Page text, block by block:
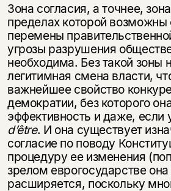
Зона согласия, а точнее,
пределах которой
перемены
угрозы разрушения
необходима. Без такой зоны
легитимная смена власти,
важнейшее свойство
демократии, без которого
эффективность и даже, если
d’être. И она существует
согласие по поводу
процедуру ее изменения
зрелом еврогосударстве
расширяется, поскольку